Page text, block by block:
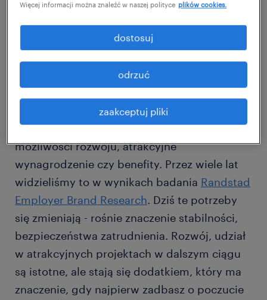
potrzeby pracowników zmieniają
się
Jeszcze do niedawna mogliśmy mówić o
rynku kandydata. Firmy, chcąc pozyskać i
utrzymać pracowników, kładły nacisk na
możliwości rozwoju, atrakcyjne
wynagrodzenie czy benefity. Przez wiele lat
widzieliśmy to w wynikach badania Randstad
Employer Brand Research. Dziś te potrzeby
się zmieniają - rośnie znaczenie stabilności,
bezpieczeństwa zatrudnienia. Rozwój, udział
w atrakcyjnych projektach w dalszym ciągu
są istotne, ale stają się dodatkiem, który ma
znaczenie, gdy najpierw zadbasz o poczucie
Więcej informacji można znaleźć w naszej polityce plików cookies.
zaakceptuj pliki
odrzuć
dostosuj